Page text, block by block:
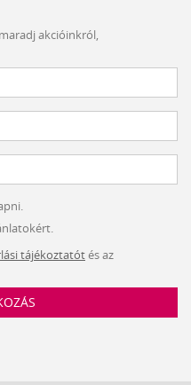
akcióinkról,
tájékoztatótés az